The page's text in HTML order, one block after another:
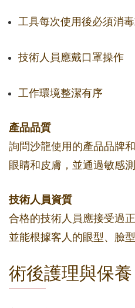
工具每次使用後必須消
技術人員應戴口罩操作
工作環境整潔有序
產品品質
詢問沙龍使用的產品品牌
眼睛和皮膚，並通過敏感測
技術人員資質
合格的技術人員應接受過
並能根據客人的眼型、臉
術後護理與保養